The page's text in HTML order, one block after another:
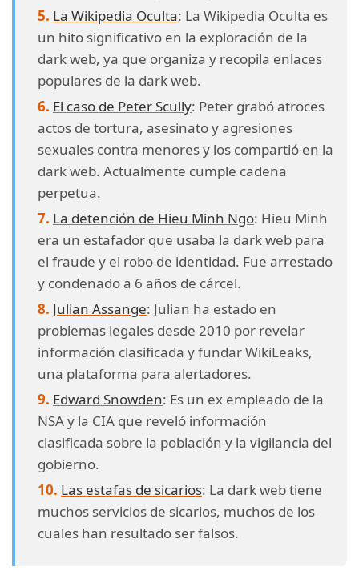
La Wikipedia Oculta: La Wikipedia Oculta es
un hito significativo en la exploración de la
dark web, ya que organiza y recopila enlaces
populares de la dark web.
El caso de Peter Scully: Peter grabó atroces
actos de tortura, asesinato y agresiones
sexuales contra menores y los compartió en la
dark web. Actualmente cumple cadena
perpetua.
La detención de Hieu Minh Ngo: Hieu Minh
era un estafador que usaba la dark web para
el fraude y el robo de identidad. Fue arrestado
y condenado a 6 años de cárcel.
Julian Assange: Julian ha estado en
problemas legales desde 2010 por revelar
información clasificada y fundar WikiLeaks,
una plataforma para alertadores.
Edward Snowden: Es un ex empleado de la
NSA y la CIA que reveló información
clasificada sobre la población y la vigilancia del
gobierno.
Las estafas de sicarios: La dark web tiene
muchos servicios de sicarios, muchos de los
cuales han resultado ser falsos.